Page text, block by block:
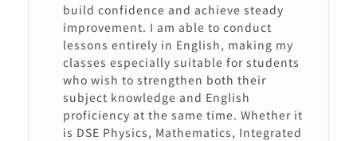
build confidence and achieve steady
improvement. I am able to conduct
lessons entirely in English, making my
classes especially suitable for students
who wish to strengthen both their
subject knowledge and English
proficiency at the same time. Whether it
is DSE Physics, Mathematics, Integrated